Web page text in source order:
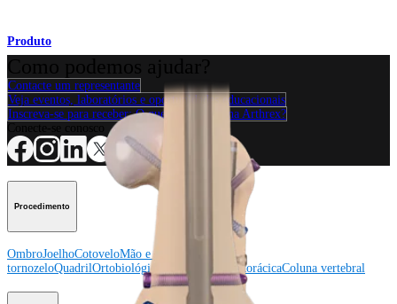
Produto
Contacte um representante
Veja eventos, laboratórios e oportunidades educacionais
Inscreva-se para receber: O que há de novo na Arthrex?
Procedimento
OmbroJoelhoCotoveloMão e punho
tornozeloQuadrilOrtobiológicos Cirurgia cardiotorácicaColuna vertebral